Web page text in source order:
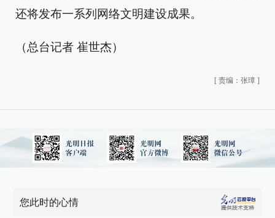
还将发布一系列网络文明建设成果。
（总台记者 崔世杰）
[ 责编：张璋 ]
您此时的心情